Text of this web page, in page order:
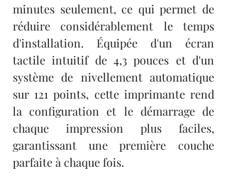
minutes seulement, ce qui permet de
réduire considérablement le temps
d'installation. Équipée d'un écran
tactile intuitif de 4,3 pouces et d'un
système de nivellement automatique
sur 121 points, cette imprimante rend
la configuration et le démarrage de
chaque impression plus faciles,
garantissant une première couche
parfaite à chaque fois.